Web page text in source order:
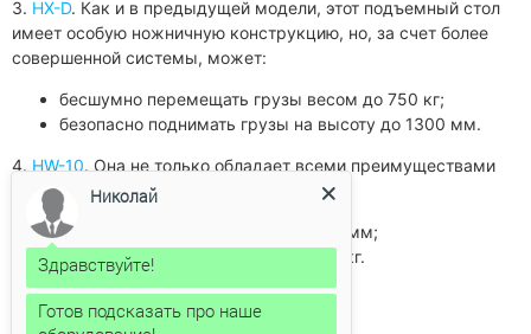
3. HX-D. Как и в предыдущей модели, этот подъемный стол
имеет особую ножничную конструкцию, но, за счет более
совершенной системы, может:
бесшумно перемещать грузы весом до 750 кг;
безопасно поднимать грузы на высоту до 1300 мм.
4. HW-10. Она не только обладает всеми преимуществами
предыдущих моделей, но и помогает:
поднимать груз на высоту до 1320 мм;
перемещать грузы весом до 1000 кг.
Николай
Здравствуйте!
Готов подсказать про наше